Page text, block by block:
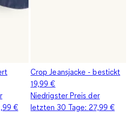
€
Crop Jeansjacke - bestickt
19,99 €
Niedrigster Preis der
letzten 30 Tage: 27,99 €